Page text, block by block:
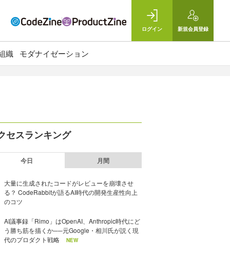
ログイン 新規会員登録
織 モダナイゼーション
セスランキング
今日 月間
大量に生成されたコードがレビューを崩壊させ
る？ CodeRabbitが語るAI時代の開発生産性向上
のコツ
AI議事録「Rimo」はOpenAI、Anthropic時代にど
う勝ち筋を描くか──元Google・相川氏が説く現
代のプロダクト戦略
NEW